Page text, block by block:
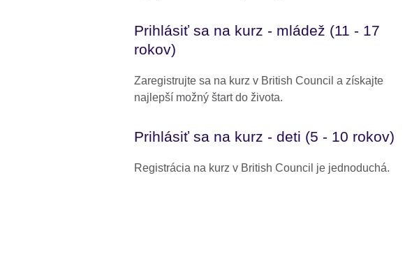
Prihlásiť sa na kurz - mládež (11 - 17
rokov)
Zaregistrujte sa na kurz v British Council a získajte
najlepší možný štart do života.
Prihlásiť sa na kurz - deti (5 - 10 rokov)
Registrácia na kurz v British Council je jednoduchá.